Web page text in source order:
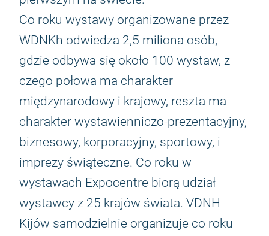
Co roku wystawy organizowane przez
WDNKh odwiedza 2,5 miliona osób,
gdzie odbywa się około 100 wystaw, z
czego połowa ma charakter
międzynarodowy i krajowy, reszta ma
charakter wystawienniczo-prezentacyjny,
biznesowy, korporacyjny, sportowy, i
imprezy świąteczne. Co roku w
wystawach Expocentre biorą udział
wystawcy z 25 krajów świata. VDNH
Kijów samodzielnie organizuje co roku